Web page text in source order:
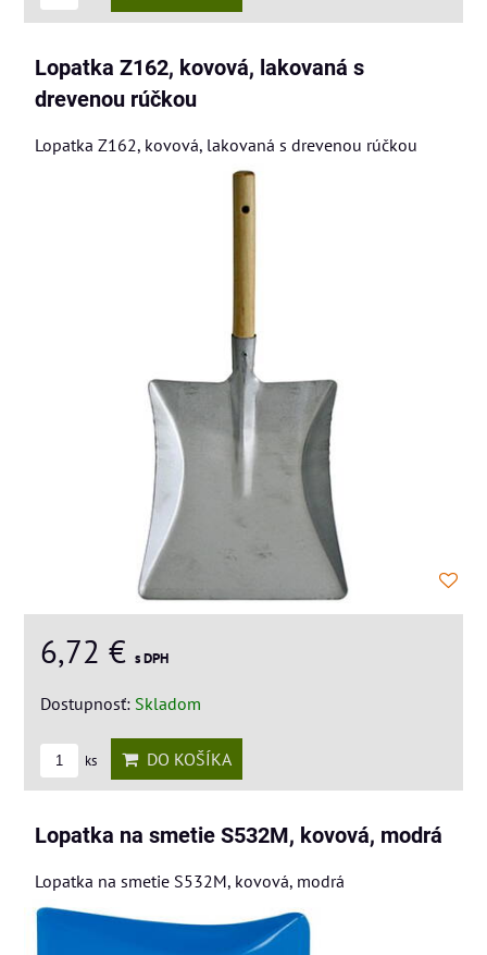
Lopatka Z162, kovová, lakovaná s
drevenou rúčkou
Lopatka Z162, kovová, lakovaná s drevenou rúčkou
6,72 € s DPH
Dostupnosť: Skladom
ks DO KOŠÍKA
Lopatka na smetie S532M, kovová, modrá
Lopatka na smetie S532M, kovová, modrá